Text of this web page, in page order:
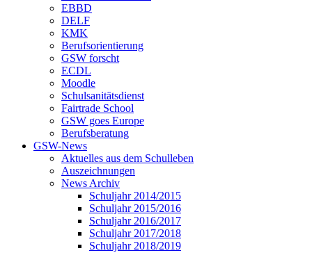
EBBD
DELF
KMK
Berufsorientierung
GSW forscht
ECDL
Moodle
Schulsanitätsdienst
Fairtrade School
GSW goes Europe
Berufsberatung
GSW-News
Aktuelles aus dem Schulleben
Auszeichnungen
News Archiv
Schuljahr 2014/2015
Schuljahr 2015/2016
Schuljahr 2016/2017
Schuljahr 2017/2018
Schuljahr 2018/2019